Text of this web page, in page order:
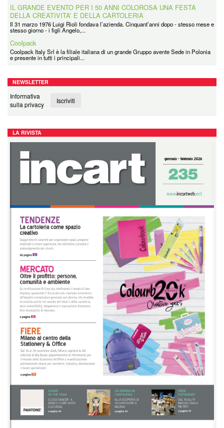
IL GRANDE EVENTO PER I 50 ANNI COLOROSA UNA FESTA
DELLA CREATIVITA’ E DELLA CARTOLERIA
Il 31 marzo 1976 Luigi Rioli fondava l’azienda. Cinquant’anni dopo - stesso mese e
stesso giorno - i figli Angelo,...
Coolpack
Coolpack Italy Srl è la filiale italiana di un grande Gruppo avente Sede in Polonia
e presente in tutti i principali...
NEWSLETTER
Informativa
sulla privacy
Iscriviti
LA RIVISTA